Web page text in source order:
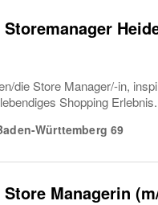
die Store Manager/-in,
Shopping Erlebnis.
Württemberg 69
Managerin